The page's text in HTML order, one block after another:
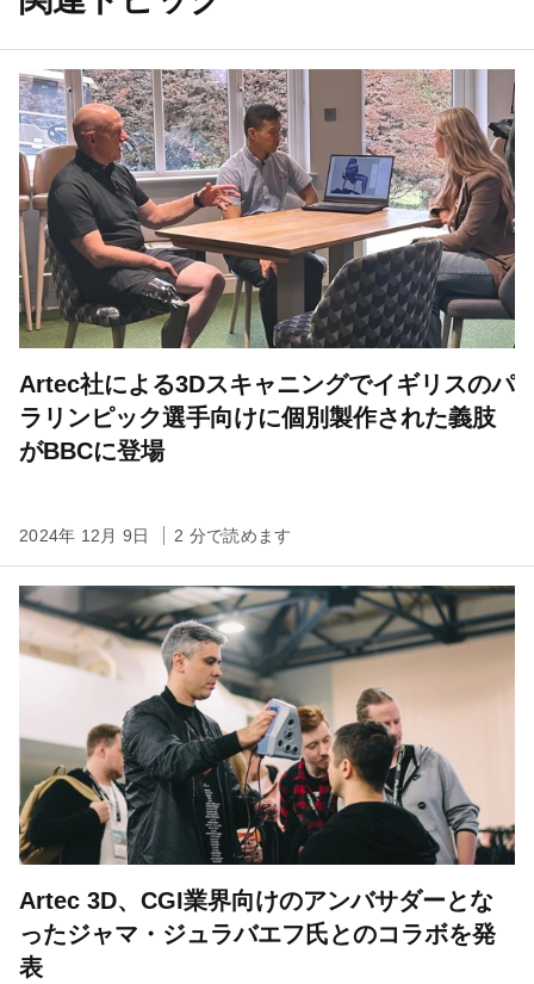
Artec社による3Dスキャニングでイギリスのパ
ラリンピック選手向けに個別製作された義肢
がBBCに登場
2024年 12月 9日 2 分で読めます
Artec 3D、CGI業界向けのアンバサダーとな
ったジャマ・ジュラバエフ氏とのコラボを発
表